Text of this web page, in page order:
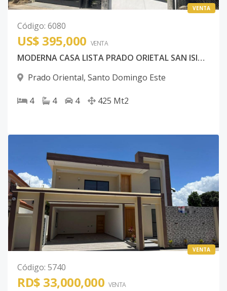
VENTA
Código: 6080
US$ 395,000 VENTA
MODERNA CASA LISTA PRADO ORIETAL SAN ISIDRO
Prado Oriental, Santo Domingo Este
4 4 4 425 Mt2
VENTA
Código: 5740
RD$ 33,000,000 VENTA